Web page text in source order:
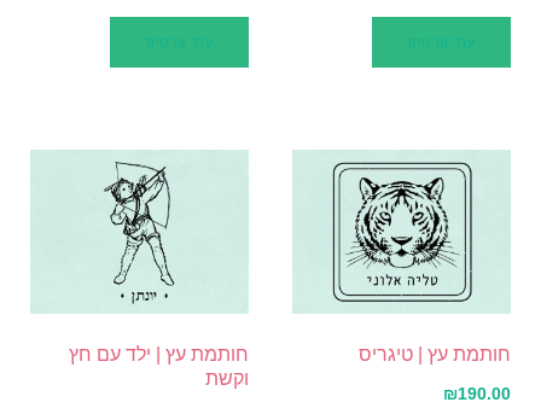
עוד פרטים עוד פרטים
חותמת עץ | טיגריס
₪190.00
חותמת עץ | ילד עם חץ
וקשת